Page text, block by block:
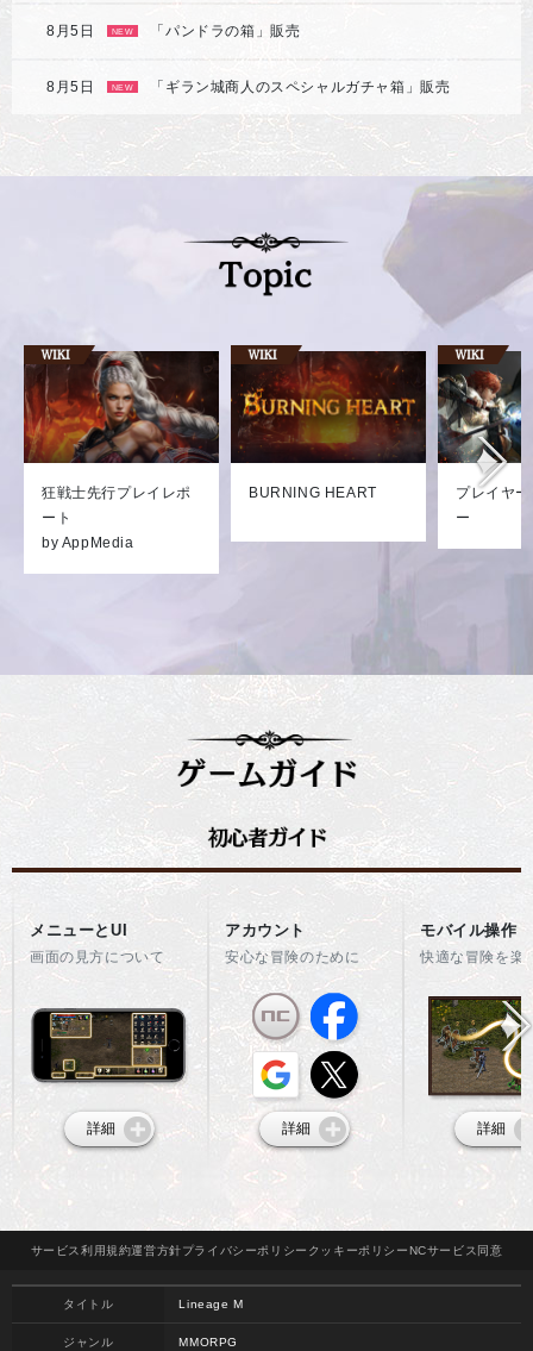
8月5日 NEW 「パンドラの箱」販売
8月5日 NEW 「ギラン城商人のスペシャルガチャ箱」販売
狂戦士先行プレイレポ
ート
by AppMedia
BURNING HEART
プレイヤ
ー
メニューとUI
画面の見方について
詳細
アカウント
安心な冒険のために
詳細
モバイル操作
快適な冒険を楽
詳細
サービス 利用規約運営方針プライバシーポリシー クッキーポリシーNCサービス 同意
タイトル Lineage M
ジャンル MMORPG